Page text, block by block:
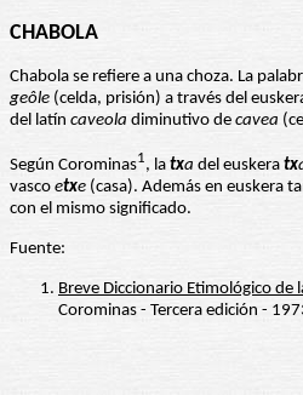
CHABOLA
Chabola se refiere a una choza. La
geôle (celda, prisión) a través del
del latín caveola diminutivo de cavea
Según Corominas1, la txa del euskera tx
vasco etxe (casa). Además en euskera
con el mismo significado.
Fuente:
Breve Diccionario Etimológico de
Corominas - Tercera edición -